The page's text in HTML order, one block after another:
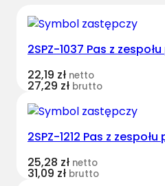
2SPZ-1037 Pas z
22,19 zł netto
27,29 zł brutto
2SPZ-1212 Pas z
25,28 zł netto
31,09 zł brutto